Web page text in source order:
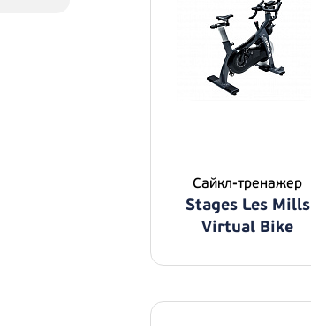
Сайкл-тренажер
Stages Les Mills
Virtual Bike